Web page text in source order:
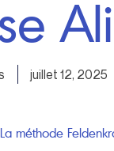
juillet 12, 2025
méthode